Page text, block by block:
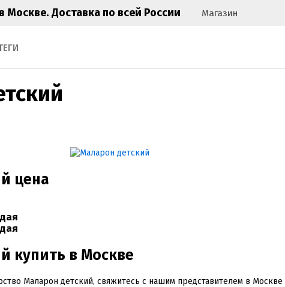
Магазин
цена
купить в Москве
Маларон детский, свяжитесь с нашим представителем в Москве